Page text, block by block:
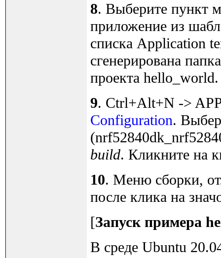
8. Выберите пункт
приложение из
списка Application
сгенерирована
проекта hello_world.
9. Ctrl+Alt+N ->
Configuration.
build. Кликните на
10. Меню сборки,
после клика на
[Запуск примера
В среде Ubuntu